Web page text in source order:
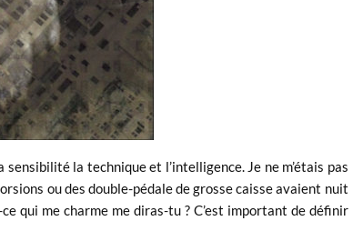
la technique et l’intelligence. Je ne m’étais pas
ou des double-pédale de grosse caisse avaient nuit
qui me charme me diras-tu ? C’est important de définir